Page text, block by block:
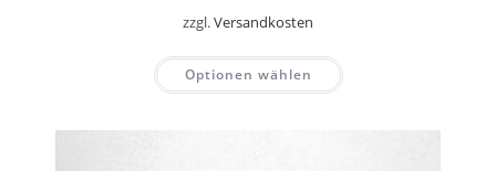
zzgl.Versandkosten
Optionen wählen